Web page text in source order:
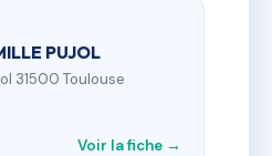
PUJOL
31500 Toulouse
Voir la fiche →